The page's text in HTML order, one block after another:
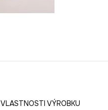
VLASTNOSTI VÝROBKU